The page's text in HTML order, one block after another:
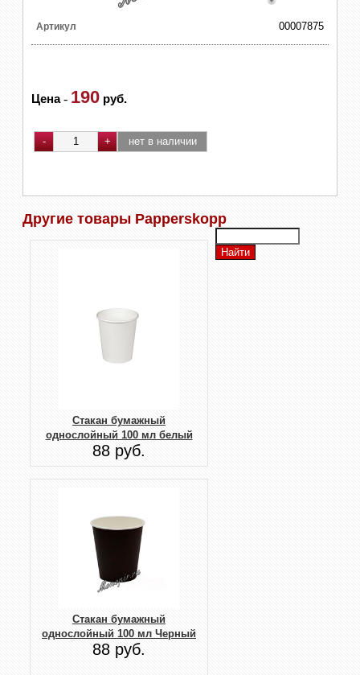
Артикул 00007875
Цена- 190 руб.
Другие товары Papperskopp
Стакан бумажный
однослойный 100 мл белый
88 руб.
Стакан бумажный
однослойный 100 мл Черный
88 руб.